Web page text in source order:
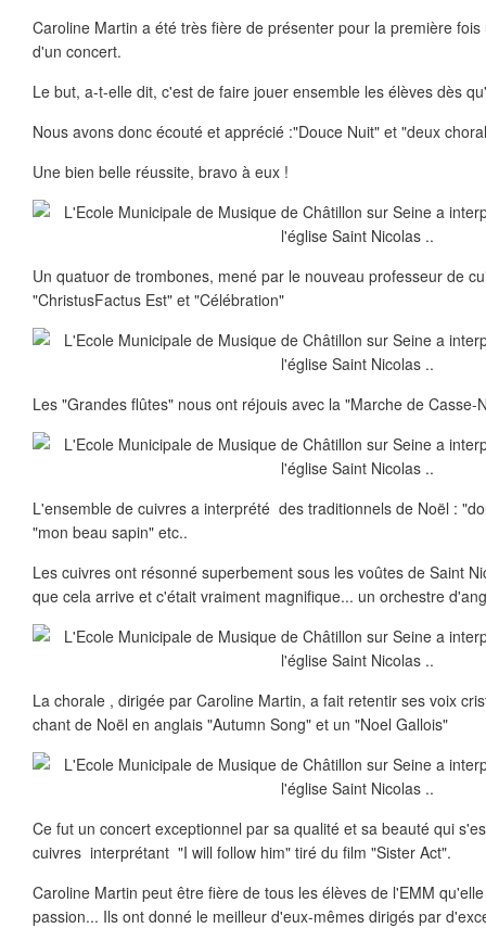
Caroline Martin a été très fière de présenter pour la première
d'un concert.
Le but, a-t-elle dit, c'est de faire jouer ensemble les élèves dès
Nous avons donc écouté et apprécié :"Douce Nuit" et "deux
Une bien belle réussite, bravo à eux !
Un quatuor de trombones, mené par le nouveau professeur de
"ChristusFactus Est" et "Célébration"
Les "Grandes flûtes" nous ont réjouis avec la "Marche de Casse-
L'ensemble de cuivres a interprété des traditionnels de Noël :
"mon beau sapin" etc..
Les cuivres ont résonné superbement sous les voûtes de Saint
que cela arrive et c'était vraiment magnifique... un orchestre
La chorale , dirigée par Caroline Martin, a fait retentir ses voix
chant de Noël en anglais "Autumn Song" et un "Noel Gallois"
Ce fut un concert exceptionnel par sa qualité et sa beauté qui
cuivres interprétant "I will follow him" tiré du film "Sister Act".
Caroline Martin peut être fière de tous les élèves de l'EMM
passion... Ils ont donné le meilleur d'eux-mêmes dirigés par